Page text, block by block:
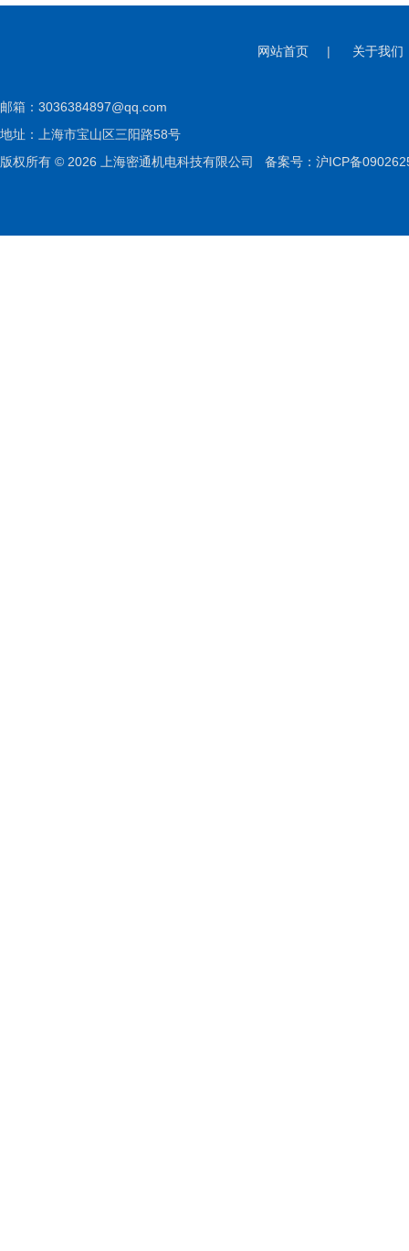
网站首页 | 关于我们
邮箱： 3036384897@qq.com
地址：上海市宝山区三阳路58号
版权所有 © 2026 上海密通机电科技有限公司 备案号：沪ICP备